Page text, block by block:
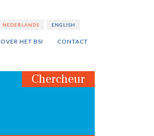
NEDERLANDS ENGLISH
OVER HET BSI CONTACT
Chercheur